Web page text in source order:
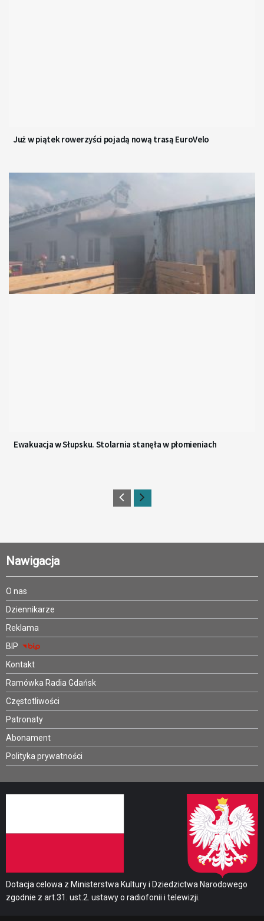
Już w piątek rowerzyści pojadą nową trasą EuroVelo
Ewakuacja w Słupsku. Stolarnia stanęła w płomieniach
Nawigacja
O nas
Dziennikarze
Reklama
BIP
Kontakt
Ramówka Radia Gdańsk
Częstotliwości
Patronaty
Abonament
Polityka prywatności
Dotacja celowa z Ministerstwa Kultury i Dziedzictwa Narodowego
zgodnie z art.31. ust.2. ustawy o radiofonii i telewizji.